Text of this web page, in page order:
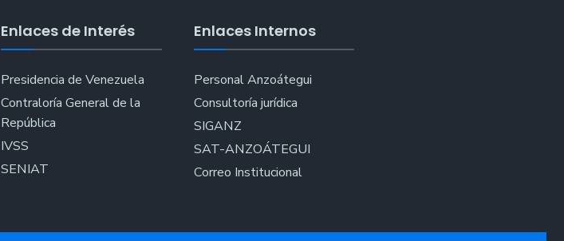
Enlaces de Interés
Presidencia de Venezuela
Contraloría General de la
República
IVSS
SENIAT
Enlaces Internos
Personal Anzoátegui
Consultoría jurídica
SIGANZ
SAT-ANZOÁTEGUI
Correo Institucional